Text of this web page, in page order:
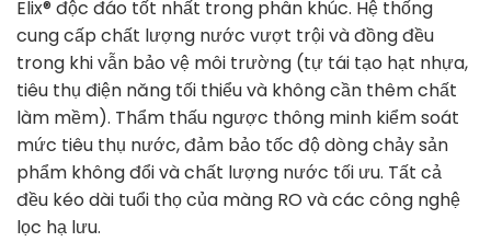
Elix® độc đáo tốt nhất trong phân khúc. Hệ thống
cung cấp chất lượng nước vượt trội và đồng đều
trong khi vẫn bảo vệ môi trường (tự tái tạo hạt nhựa,
tiêu thụ điện năng tối thiểu và không cần thêm chất
làm mềm). Thẩm thấu ngược thông minh kiểm soát
mức tiêu thụ nước, đảm bảo tốc độ dòng chảy sản
phẩm không đổi và chất lượng nước tối ưu. Tất cả
đều kéo dài tuổi thọ của màng RO và các công nghệ
lọc hạ lưu.